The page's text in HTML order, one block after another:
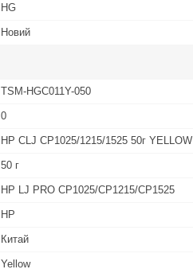
HG
Новий
TSM-HGC011Y-050
0
HP CLJ CP1025/1215/1525 50г YELLOW
50 г
HP LJ PRO CP1025/CP1215/CP1525
HP
Китай
Yellow